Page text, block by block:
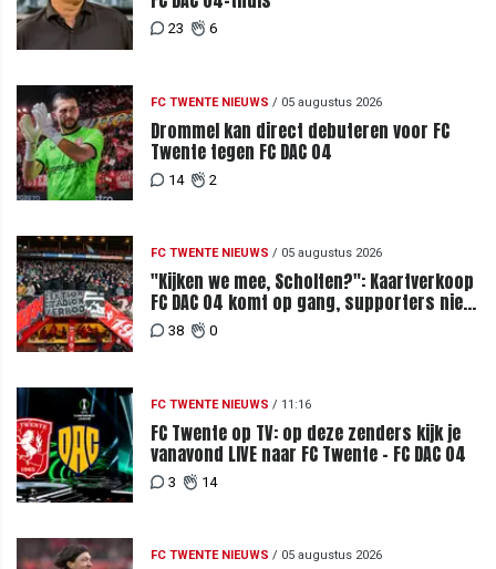
23 6
FC TWENTE NIEUWS / 05 augustus 2026
Drommel kan direct debuteren voor FC
Twente tegen FC DAC 04
14 2
FC TWENTE NIEUWS / 05 augustus 2026
"Kijken we mee, Scholten?": Kaartverkoop
FC DAC 04 komt op gang, supporters niet
blij met ticketprijzen
38 0
FC TWENTE NIEUWS / 11:16
FC Twente op TV: op deze zenders kijk je
vanavond LIVE naar FC Twente - FC DAC 04
3 14
FC TWENTE NIEUWS / 05 augustus 2026